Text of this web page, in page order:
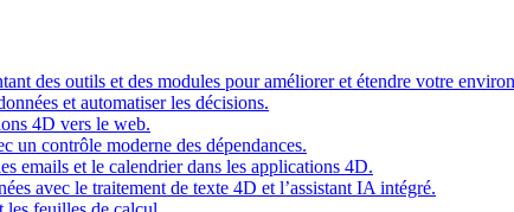
des outils et des modules pour améliorer et étendre votre
et automatiser les décisions.
4D vers le web.
un contrôle moderne des dépendances.
emails et le calendrier dans les applications 4D.
avec le traitement de texte 4D et l’assistant IA intégré.